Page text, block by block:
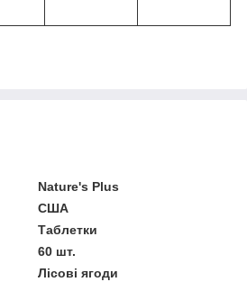
Nature's Plus
США
Таблетки
60 шт.
Лісові ягоди